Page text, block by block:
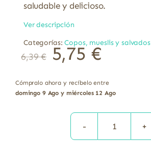
saludable y delicioso.
Ver descripción
Categorías:Copos, mueslis y salvados
6,39€ 5,75 €
Cómpralo ahora y recíbelo entre
domingo 9 Ago y miércoles 12 Ago
Bolitas